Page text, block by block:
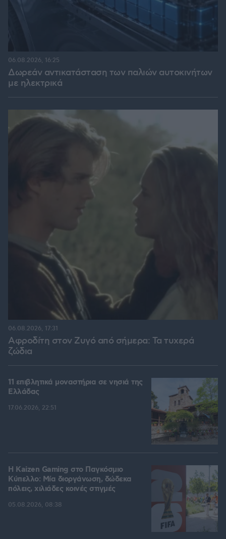
Δωρεάν αντικατάσταση των παλιών αυτοκινήτων
με ηλεκτρικά
06.08.2026, 16:25
Αφροδίτη στον Ζυγό από σήμερα: Τα τυχερά
ζώδια
06.08.2026, 17:31
11 επιβλητικά μοναστήρια σε νησιά της
Ελλάδας
17.06.2026, 22:51
H Kaizen Gaming στο Παγκόσμιο
Kύπελλο: Μία διοργάνωση, δώδεκα
πόλεις, χιλιάδες κοινές στιγμές
05.08.2026, 08:38